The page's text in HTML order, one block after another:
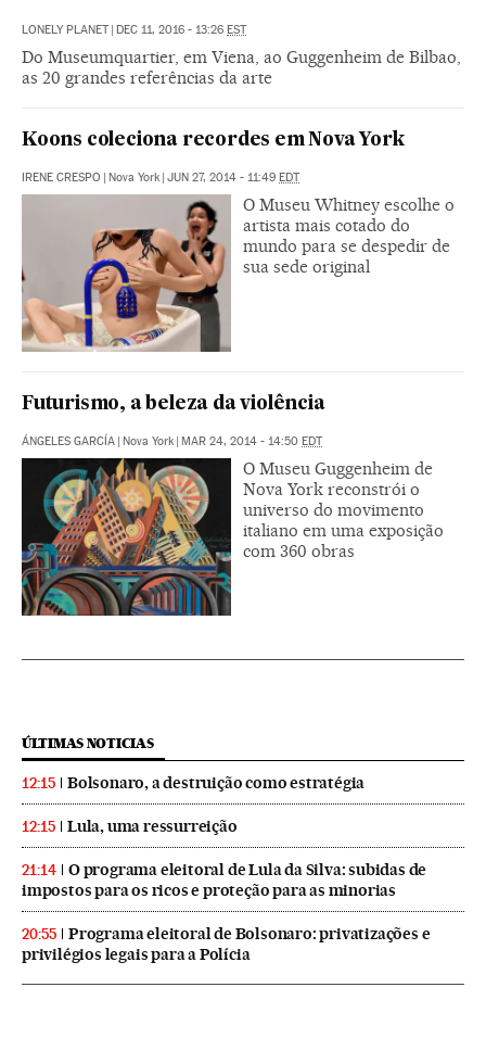
LONELY PLANET DEC 11, 2016 - 13:26 EST
Do Museumquartier, em Viena, ao Guggenheim de Bilbao,
as 20 grandes referências da arte
Koons coleciona recordes em Nova York
IRENE CRESPO Nova York JUN 27, 2014 - 11:49 EDT
O Museu Whitney escolhe o
artista mais cotado do
mundo para se despedir de
sua sede original
Futurismo, a beleza da violência
ÁNGELES GARCÍA Nova York MAR 24, 2014 - 14:50 EDT
O Museu Guggenheim de
Nova York reconstrói o
universo do movimento
italiano em uma exposição
com 360 obras
ÚLTIMAS NOTICIAS
12:15 Bolsonaro, a destruição como estratégia
12:15 Lula, uma ressurreição
21:14
O programa eleitoral de Lula da Silva: subidas de
impostos para os ricos e proteção para as minorias
20:55
Programa eleitoral de Bolsonaro: privatizações e
privilégios legais para a Polícia